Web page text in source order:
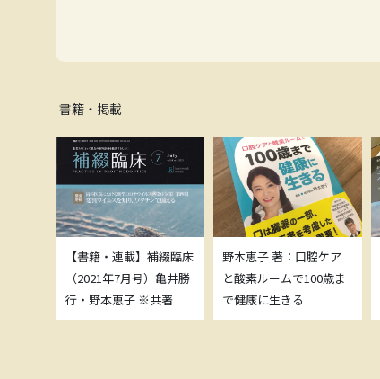
書籍・掲載
【書籍・連載】補綴臨床
（2021年7月号）亀井勝
行・野本恵子 ※共著
野本恵子 著：口腔ケア
と酸素ルームで100歳ま
で健康に生きる